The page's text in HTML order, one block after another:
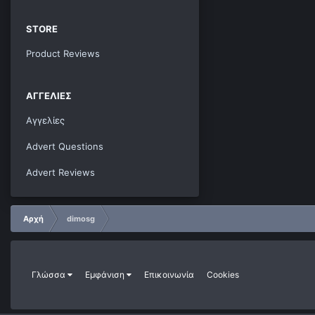
STORE
Product Reviews
ΑΓΓΕΛΊΕΣ
Αγγελίες
Advert Questions
Advert Reviews
Αρχή dimosg
Γλώσσα Εμφάνιση Επικοινωνία Cookies